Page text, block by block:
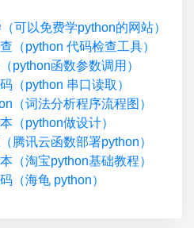
可以免费学python的网站）
（python 代码检查工具）
python函数参数调用）
（python 串口读取）
（词法分析程序流程图）
（python做设计）
腾讯云函数部署python）
（淘宝python基础教程）
（海龟 python）